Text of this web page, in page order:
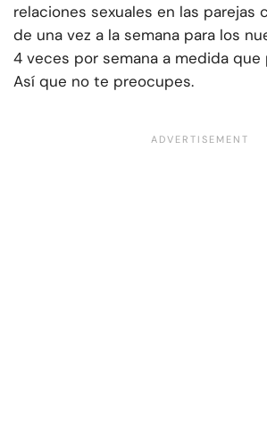
relaciones sexuales en las parejas
de una vez a la semana para los
4 veces por semana a medida que
Así que no te preocupes.